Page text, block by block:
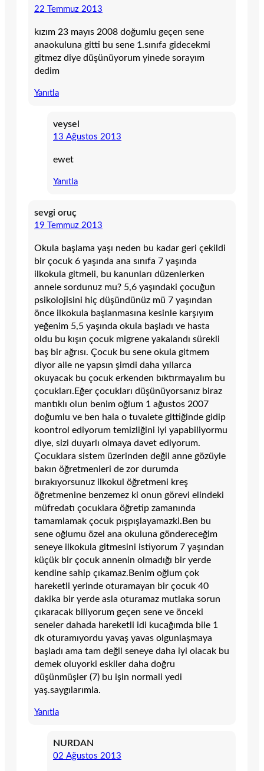
22 Temmuz 2013
kızım 23 mayıs 2008 doğumlu geçen sene
anaokuluna gitti bu sene 1.sınıfa gidecekmi
gitmez diye düşünüyorum yinede sorayım
dedim
Yanıtla
veysel
13 Ağustos 2013
ewet
Yanıtla
sevgi oruç
19 Temmuz 2013
Okula başlama yaşı neden bu kadar geri çekildi
bir çocuk 6 yaşında ana sınıfa 7 yaşında
ilkokula gitmeli, bu kanunları düzenlerken
annele sordunuz mu? 5,6 yaşındaki çocuğun
psikolojisini hiç düşündünüz mü 7 yaşından
önce ilkokula başlanmasına kesinle karşıyım
yeğenim 5,5 yaşında okula başladı ve hasta
oldu bu kışın çocuk migrene yakalandı sürekli
baş bir ağrısı. Çocuk bu sene okula gitmem
diyor aile ne yapsın şimdi daha yıllarca
okuyacak bu çocuk erkenden bıktırmayalım bu
çocukları.Eğer çocukları düşünüyorsanız biraz
mantıklı olun benim oğlum 1 ağustos 2007
doğumlu ve ben hala o tuvalete gittiğinde gidip
koontrol ediyorum temizliğini iyi yapabiliyormu
diye, sizi duyarlı olmaya davet ediyorum.
Çocuklara sistem üzerinden değil anne gözüyle
bakın öğretmenleri de zor durumda
bırakıyorsunuz ilkokul öğretmeni kreş
öğretmenine benzemez ki onun görevi elindeki
müfredatı çocuklara öğretip zamanında
tamamlamak çocuk pışpışlayamazki.Ben bu
sene oğlumu özel ana okuluna göndereceğim
seneye ilkokula gitmesini istiyorum 7 yaşından
küçük bir çocuk annenin olmadığı bir yerde
kendine sahip çıkamaz.Benim oğlum çok
hareketli yerinde oturamayan bir çocuk 40
dakika bir yerde asla oturamaz mutlaka sorun
çıkaracak biliyorum geçen sene ve önceki
seneler dahada hareketli idi kucağımda bile 1
dk oturamıyordu yavaş yavas olgunlaşmaya
başladı ama tam değil seneye daha iyi olacak bu
demek oluyorki eskiler daha doğru
düşünmüşler (7) bu işin normali yedi
yaş.saygılarımla.
Yanıtla
NURDAN
02 Ağustos 2013